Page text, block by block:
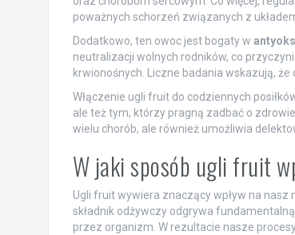
poważnych schorzeń związanych z
Dodatkowo, ten owoc jest bogaty w
neutralizacji wolnych rodników, co
krwionośnych. Liczne badania wskazują,
Włączenie ugli fruit do codziennych
ale też tym, którzy pragną zadbać o
wielu chorób, ale również umożliwia
W jaki sposób ugli fruit
Ugli fruit wywiera znaczący wpływ na nasz
składnik odżywczy odgrywa
przez organizm. W rezultacie nasze